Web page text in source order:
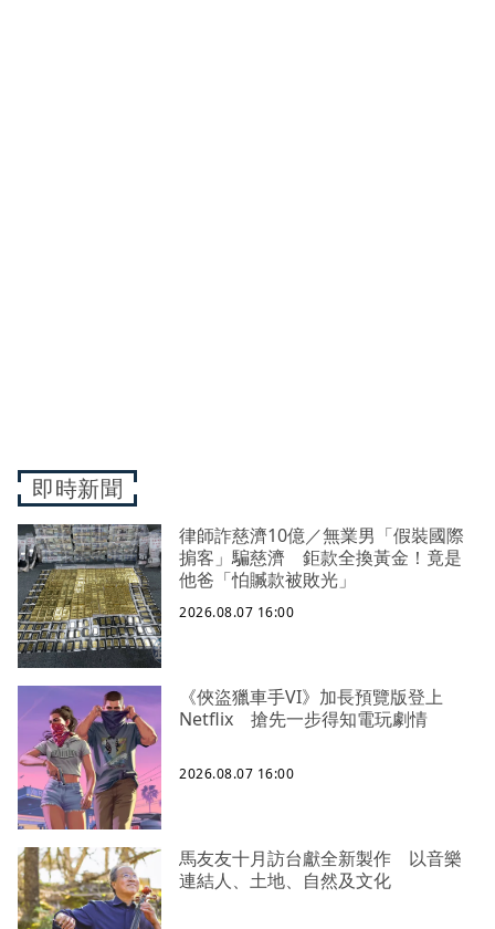
即時新聞
律師詐慈濟10億／無業男「假裝國際
掮客」騙慈濟 鉅款全換黃金！竟是
他爸「怕贓款被敗光」
2026.08.07 16:00
《俠盜獵車手VI》加長預覽版登上
Netflix 搶先一步得知電玩劇情
2026.08.07 16:00
馬友友十月訪台獻全新製作 以音樂
連結人、土地、自然及文化